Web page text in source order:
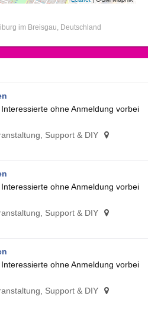
im Breisgau Deutschland
ohne Anmeldung vorbei
Support & DIY
ohne Anmeldung vorbei
Support & DIY
ohne Anmeldung vorbei
Support & DIY